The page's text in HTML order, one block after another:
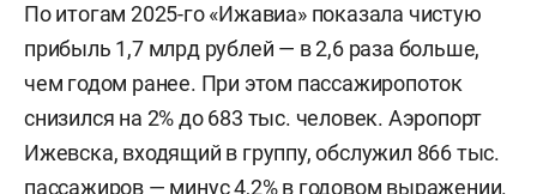
По итогам 2025-го «Ижавиа» показала чистую
прибыль 1,7 млрд рублей — в 2,6 раза больше,
чем годом ранее. При этом пассажиропоток
снизился на 2% до 683 тыс. человек. Аэропорт
Ижевска, входящий в группу, обслужил 866 тыс.
пассажиров — минус 4,2% в годовом выражении.